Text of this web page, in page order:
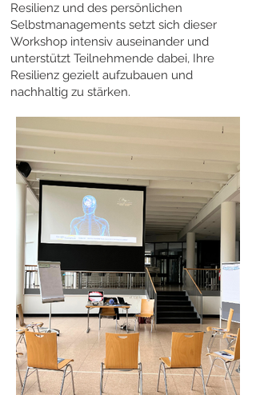
Resilienz und des persönlichen
Selbstmanagements setzt sich dieser
Workshop intensiv auseinander und
unterstützt Teilnehmende dabei, Ihre
Resilienz gezielt aufzubauen und
nachhaltig zu stärken.